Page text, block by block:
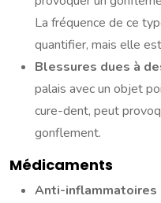
La fréquence de ce
quantifier, mais elle
Blessures dues à
palais avec un objet
cure-dent, peut
gonflement.
Médicaments
Anti-inflammatoires